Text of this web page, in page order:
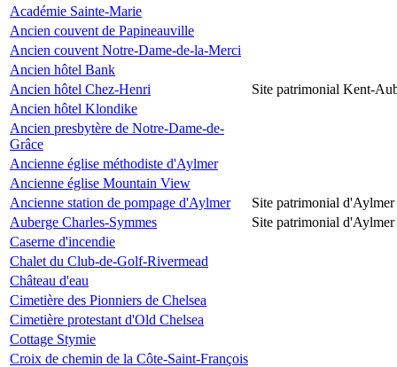
Académie Sainte-Marie
Ancien couvent de Papineauville
Ancien couvent Notre-Dame-de-la-Merci
Ancien hôtel Bank
Ancien hôtel Chez-Henri
Site patrimonial Kent-
Ancien hôtel Klondike
Ancien presbytère de Notre-Dame-de-
Grâce
Ancienne église méthodiste d'Aylmer
Ancienne église Mountain View
Ancienne station de pompage d'Aylmer
Site patrimonial d'Aylmer
Auberge Charles-Symmes
Site patrimonial d'Aylmer
Caserne d'incendie
Chalet du Club-de-Golf-Rivermead
Château d'eau
Cimetière des Pionniers de Chelsea
Cimetière protestant d'Old Chelsea
Cottage Stymie
Croix de chemin de la Côte-Saint-François